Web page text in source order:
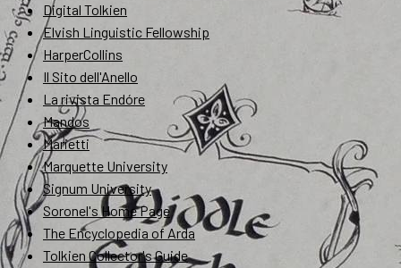
Digital Tolkien
Elvish Linguistic Fellowship
HarperCollins
Il Sito dell'Anello
La rivista Endóre
Mandos
Marietti
Marquette University
Signum University
Soronel's Home Page
The Encyclopedia of Arda
Tolkien Collector's Guide